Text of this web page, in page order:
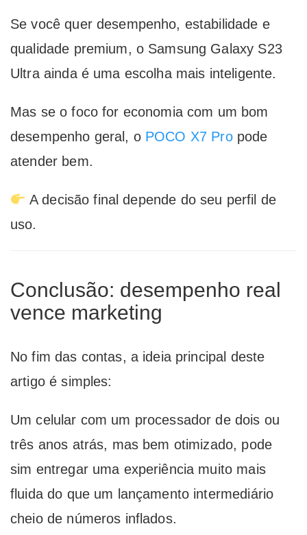
Se você quer desempenho, estabilidade e
qualidade premium, o Samsung Galaxy S23
Ultra ainda é uma escolha mais inteligente.
Mas se o foco for economia com um bom
desempenho geral, o POCO X7 Propode
atender bem.
A decisão final depende do seu perfil de
uso.
Conclusão: desempenho real
vence marketing
No fim das contas, a ideia principal deste
artigo é simples:
Um celular com um processador de dois ou
três anos atrás, mas bem otimizado, pode
sim entregar uma experiência muito mais
fluida do que um lançamento intermediário
cheio de números inflados.